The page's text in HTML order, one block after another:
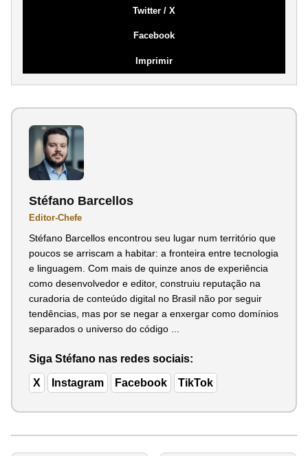
Twitter / X
Facebook
Imprimir
Stéfano Barcellos
Editor-Chefe
Stéfano Barcellos encontrou seu lugar num território que
poucos se arriscam a habitar: a fronteira entre tecnologia
e linguagem. Com mais de quinze anos de experiência
como desenvolvedor e editor, construiu reputação na
curadoria de conteúdo digital no Brasil não por seguir
tendências, mas por se negar a enxergar como domínios
separados o universo do código ...
Siga Stéfano nas redes sociais:
X Instagram Facebook TikTok